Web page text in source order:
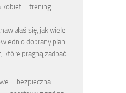
kobiet – trening
się, jak wiele
dobrany plan
które pragną zadbać
– bezpieczna